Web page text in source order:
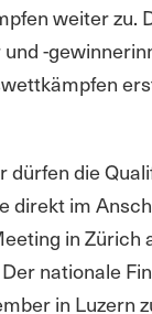
weiter zu.
-
dürfen die
direkt im
in Zürich
nationale
in Luzern